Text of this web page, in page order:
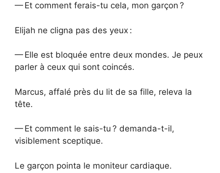
— Et comment ferais-tu cela, mon garçon ?
Elijah ne cligna pas des yeux :
— Elle est bloquée entre deux mondes. Je peux
parler à ceux qui sont coincés.
Marcus, affalé près du lit de sa fille, releva la
tête.
— Et comment le sais-tu ? demanda-t-il,
visiblement sceptique.
Le garçon pointa le moniteur cardiaque.